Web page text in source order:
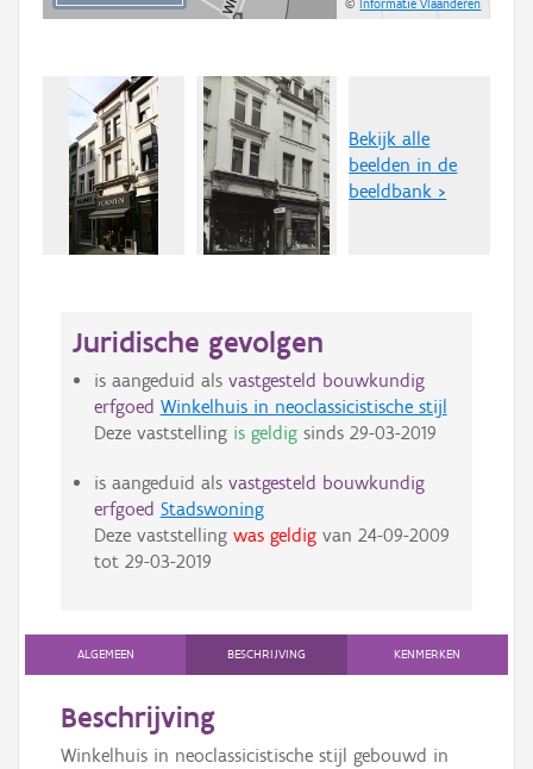
©Informatie Vlaanderen
Bekijk alle
beelden in de
beeldbank >
Juridische gevolgen
is aangeduid als vastgesteld bouwkundig
erfgoed Winkelhuis in neoclassicistische stijl
Deze vaststelling is geldigsinds 29-03-2019
is aangeduid als vastgesteld bouwkundig
erfgoed Stadswoning
Deze vaststelling was geldigvan 24-09-2009
tot 29-03-2019
ALGEMEEN BESCHRIJVING KENMERKEN
Beschrijving
Winkelhuis in neoclassicistische stijl gebouwd in